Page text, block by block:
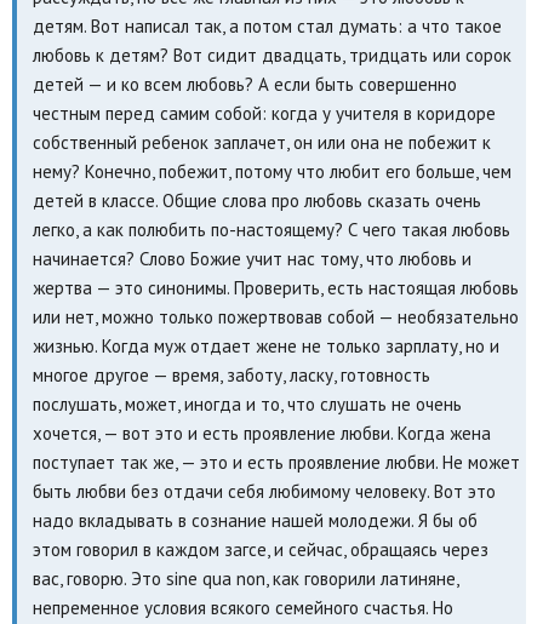
детям. Вот написал так, а потом стал думать: а что такое
любовь к детям? Вот сидит двадцать, тридцать или сорок
детей — и ко всем любовь? А если быть совершенно
честным перед самим собой: когда у учителя в коридоре
собственный ребенок заплачет, он или она не побежит к
нему? Конечно, побежит, потому что любит его больше, чем
детей в классе. Общие слова про любовь сказать очень
легко, а как полюбить по-настоящему? С чего такая любовь
начинается? Слово Божие учит нас тому, что любовь и
жертва — это синонимы. Проверить, есть настоящая любовь
или нет, можно только пожертвовав собой — необязательно
жизнью. Когда муж отдает жене не только зарплату, но и
многое другое — время, заботу, ласку, готовность
послушать, может, иногда и то, что слушать не очень
хочется, — вот это и есть проявление любви. Когда жена
поступает так же, — это и есть проявление любви. Не может
быть любви без отдачи себя любимому человеку. Вот это
надо вкладывать в сознание нашей молодежи. Я бы об
этом говорил в каждом загсе, и сейчас, обращаясь через
вас, говорю. Это sine qua non, как говорили латиняне,
непременное условия всякого семейного счастья. Но